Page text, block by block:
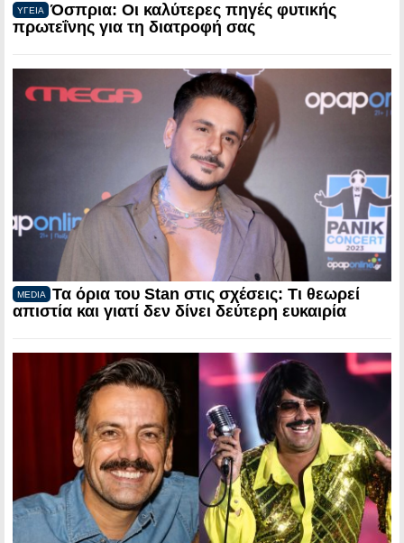
ΥΓΕΙΑ
Όσπρια: Οι καλύτερες πηγές φυτικής
πρωτεΐνης για τη διατροφή σας
MEDIA
Τα όρια του Stan στις σχέσεις: Τι θεωρεί
απιστία και γιατί δεν δίνει δεύτερη ευκαιρία